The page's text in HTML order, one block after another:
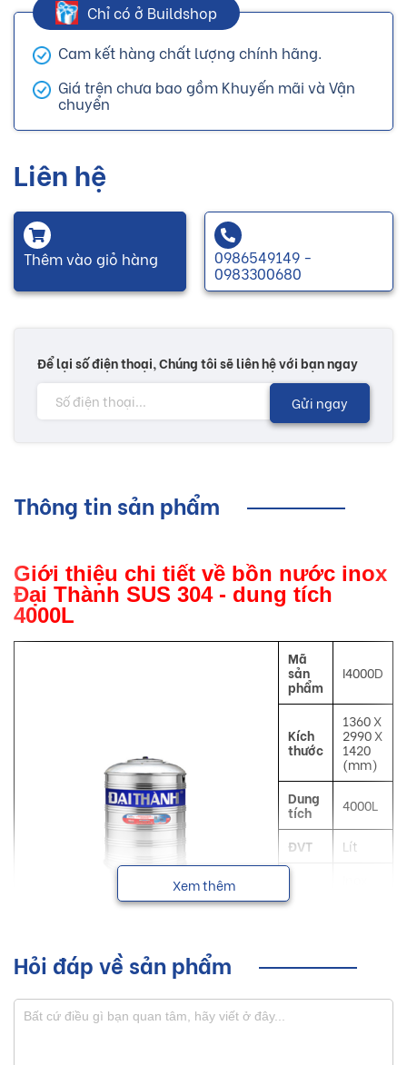
Chỉ có ở Buildshop
Cam kết hàng chất lượng chính hãng.
Giá trên chưa bao gồm Khuyến mãi và Vận
chuyển
Liên hệ
Thêm vào giỏ hàng 0986549149 -
0983300680
Để lại số điện thoại, Chúng tôi sẽ liên hệ với bạn ngay
Gửi ngay
Thông tin sản phẩm
Giới thiệu chi tiết về bồn nước inox
Đại Thành SUS 304 - dung tích
4000L
Mã
sản
phẩm
I4000D
Kích
thước
1360 X
2990 X
1420
(mm)
Dung
tích 4000L
ĐVT Lít
Mô tả
NSX Thành
Xem thêm
Hỏi đáp về sản phẩm